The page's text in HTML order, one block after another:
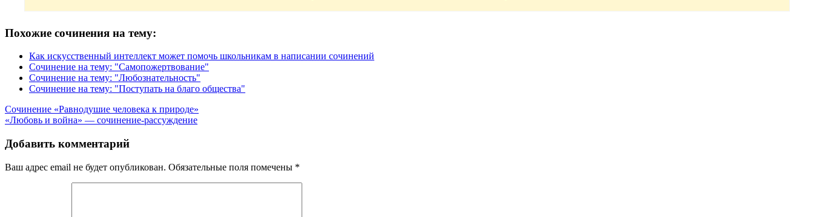
Похожие сочинения на тему:
Как искусственный интеллект может помочь школьникам в написании сочинений
Сочинение на тему: "Самопожертвование"
Сочинение на тему: "Любознательность"
Сочинение на тему: "Поступать на благо общества"
Навигация
по
записям
Сочинение «Равнодушие человека к природе»
«Любовь и война» — сочинение-рассуждение
Добавить комментарий
Ваш адрес email не будет опубликован. Обязательные поля помечены *